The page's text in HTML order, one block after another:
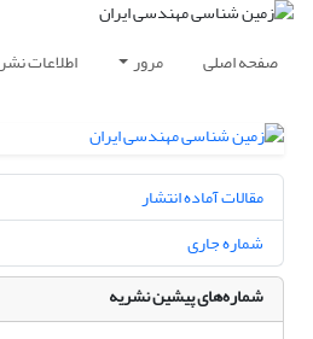
صفحه اصلی مرور اطلاعات
مقالات آماده انتشار
شماره جاری
شماره‌های پیشین نشریه